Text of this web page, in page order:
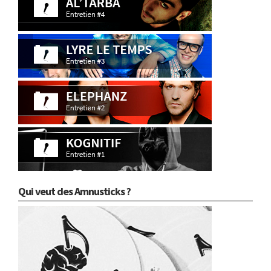
Qui veut des Amnusticks ?